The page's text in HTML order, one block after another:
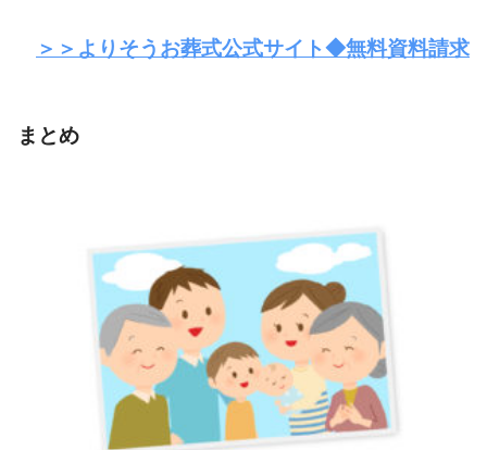
＞＞よりそうお葬式公式サイト◆無料資料請求
まとめ